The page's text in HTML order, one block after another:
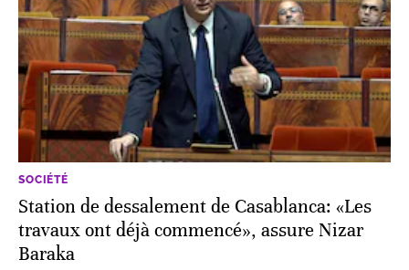
SOCIÉTÉ
Station de dessalement de Casablanca: «Les
travaux ont déjà commencé», assure Nizar
Baraka